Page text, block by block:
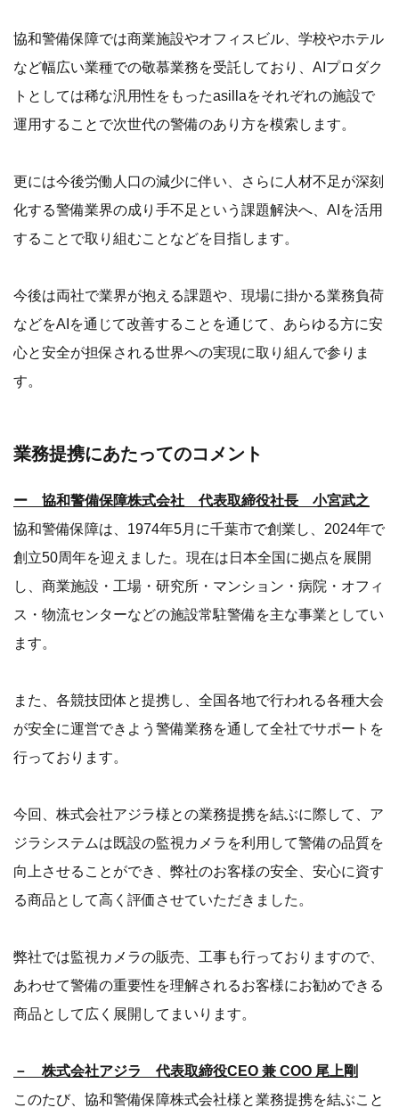
協和警備保障では商業施設やオフィスビル、学校やホテル
など幅広い業種での敬慕業務を受託しており、AIプロダク
トとしては稀な汎用性をもったasillaをそれぞれの施設で
運用することで次世代の警備のあり方を模索します。
更には今後労働人口の減少に伴い、さらに人材不足が深刻
化する警備業界の成り手不足という課題解決へ、AIを活用
することで取り組むことなどを目指します。
今後は両社で業界が抱える課題や、現場に掛かる業務負荷
などをAIを通じて改善することを通じて、あらゆる方に安
心と安全が担保される世界への実現に取り組んで参りま
す。
業務提携にあたってのコメント
ー 協和警備保障株式会社 代表取締役社長 小宮武之
協和警備保障は、1974年5月に千葉市で創業し、2024年で
創立50周年を迎えました。現在は日本全国に拠点を展開
し、商業施設・工場・研究所・マンション・病院・オフィ
ス・物流センターなどの施設常駐警備を主な事業としてい
ます。
また、各競技団体と提携し、全国各地で行われる各種大会
が安全に運営できよう警備業務を通して全社でサポートを
行っております。
今回、株式会社アジラ様との業務提携を結ぶに際して、ア
ジラシステムは既設の監視カメラを利用して警備の品質を
向上させることができ、弊社のお客様の安全、安心に資す
る商品として高く評価させていただきました。
弊社では監視カメラの販売、工事も行っておりますので、
あわせて警備の重要性を理解されるお客様にお勧めできる
商品として広く展開してまいります。
－ 株式会社アジラ 代表取締役CEO 兼 COO 尾上剛
このたび、協和警備保障株式会社様と業務提携を結ぶこと